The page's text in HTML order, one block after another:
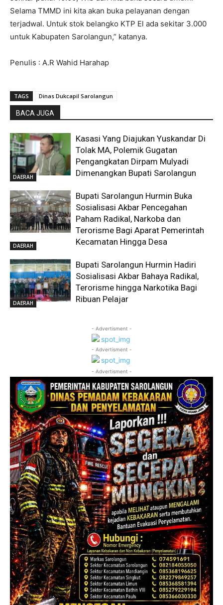
Selama TMMD ini kita akan buka pelayanan dengan
terjadwal. Untuk stok belangko KTP El ada sekitar 3.000
untuk Kabupaten Sarolangun,” katanya.
Penulis : A.R Wahid Harahap
TAGS Dinas Dukcapil Sarolangun
BACA JUGA
DAERAH
Kasasi Yang Diajukan Yuskandar Di
Tolak MA, Polemik Gugatan
Pengangkatan Dirpam Mulyadi
Dimenangkan Bupati Sarolangun
DAERAH
Bupati Sarolangun Hurmin Buka
Sosialisasi Akbar Pencegahan
Paham Radikal, Narkoba dan
Terorisme Bagi Aparat Pemerintah
Kecamatan Hingga Desa
DAERAH
Bupati Sarolangun Hurmin Hadiri
Sosialisasi Akbar Bahaya Radikal,
Terorisme hingga Narkotika Bagi
Ribuan Pelajar
- Advertisment -
- Advertisment -
- Advertisment -